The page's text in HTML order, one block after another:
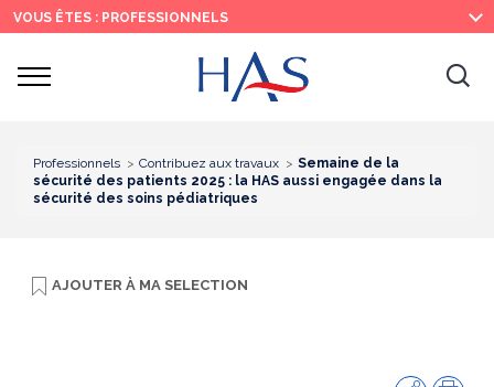
Recherche
Menu
principal
Contenu
principal
VOUS ÊTES : PROFESSIONNELS
Ouvrir
Professionnels Contribuez aux travaux
Semaine de la
sécurité des patients 2025 : la HAS aussi engagée dans la
sécurité des soins pédiatriques
AJOUTER À MA SELECTION